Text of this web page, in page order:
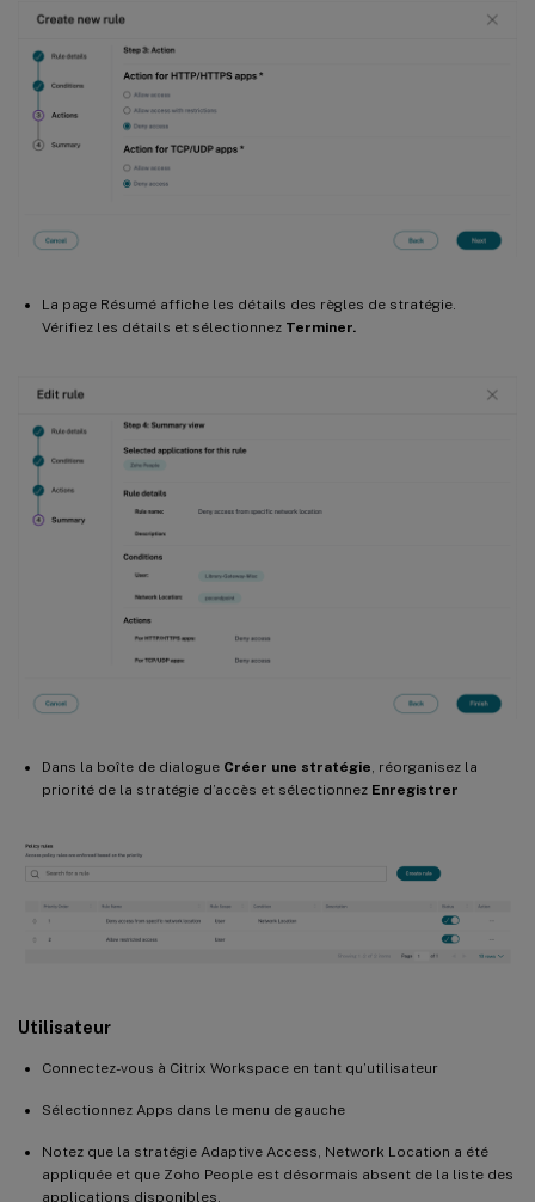
La page Résumé affiche les détails des règles de stratégie.
Vérifiez les détails et sélectionnez Terminer.
Dans la boîte de dialogue Créer une stratégie, réorganisez la
priorité de la stratégie d’accès et sélectionnez Enregistrer
Utilisateur
Connectez-vous à Citrix Workspace en tant qu’utilisateur
Sélectionnez Apps dans le menu de gauche
Notez que la stratégie Adaptive Access, Network Location a été
appliquée et que Zoho People est désormais absent de la liste des
applications disponibles.